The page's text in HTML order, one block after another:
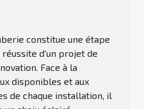
constitue une étape
d'un projet de
Face à la
disponibles et aux
de chaque installation, il